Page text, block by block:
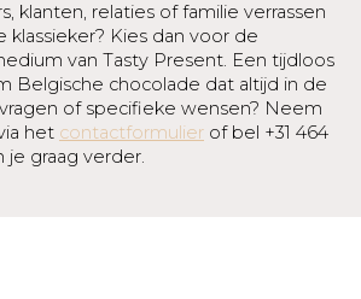
klanten, relaties of familie verrassen
klassieker? Kies dan voor de
van Tasty Present. Een tijdloos
Belgische chocolade dat altijd in de
of specifieke wensen? Neem
het contactformulier of bel +31 464
je graag verder.